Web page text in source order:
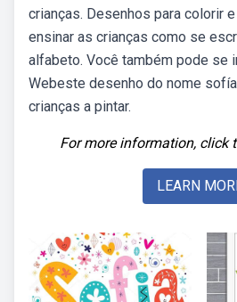
crianças. Desenhos para colorir
ensinar as crianças como se
alfabeto. Você também pode se
Webeste desenho do nome
crianças a pintar.
For more information, click
LEARN